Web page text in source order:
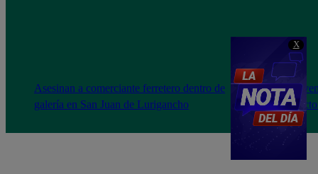
X
Asesinan a comerciante ferretero dentro de
galería en San Juan de Lurigancho